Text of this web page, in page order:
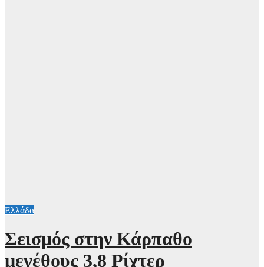
Ελλάδα
Σεισμός στην Κάρπαθο
μεγέθους 3,8 Ρίχτερ